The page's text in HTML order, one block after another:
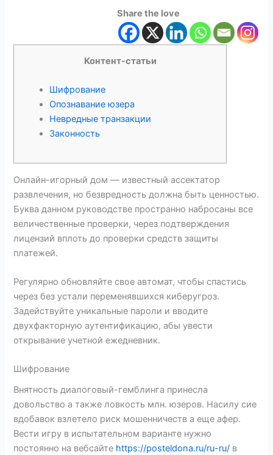
Share the love
Контент-статьи
Шифрование
Опознавание юзера
Невредные транзакции
Законность
Онлайн-игорный дом — известный ассектатор
развлечения, но безвредность должна быть ценностью.
Буква данном руководстве пространно набросаны все
величественные проверки, через подтверждения
лицензий вплоть до проверки средств защиты
платежей.
Регулярно обновляйте свое автомат, чтобы спастись
через без устали переменявшихся киберугроз.
Задействуйте уникальные пароли и вводите
двухфакторную аутентификацию, абы увести
открывание учетной ежедневник.
Шифрование
Внятность диалоговый-гемблинга принесла
довольство а также ловкость млн. юзеров. Насилу сие
вдобавок взлетело риск мошенничеств а еще афер.
Вести игру в испытательном варианте нужно
постоянно на вебсайте https://posteldona.ru/ru-ru/ в